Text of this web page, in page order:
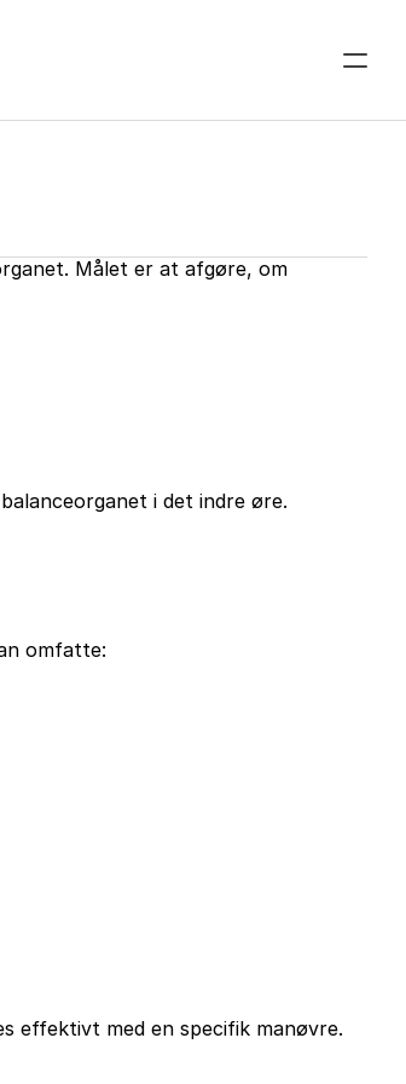
Målet er at afgøre, om
i det indre øre.
omfatte:
effektivt med en specifik manøvre.